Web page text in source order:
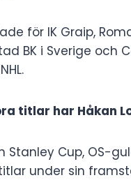
för IK Graip,
BK i Sverige och
titlar har Håkan
Stanley Cup, OS-
under sin